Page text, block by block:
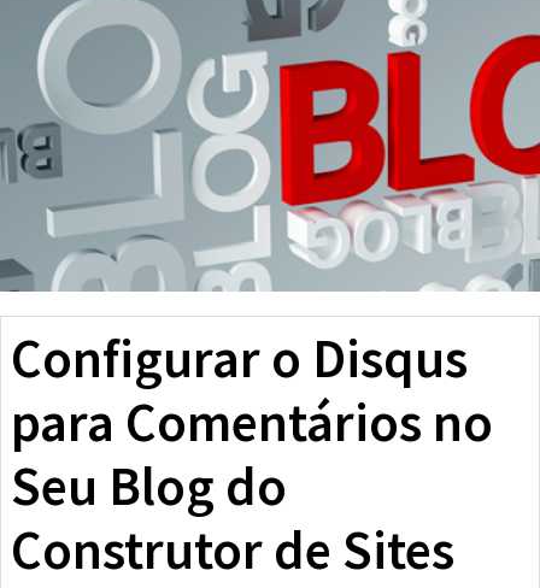
Configurar o Disqus
para Comentários no
Seu Blog do
Construtor de Sites